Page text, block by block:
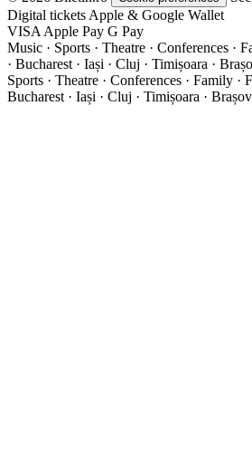
Digital tickets Apple & Google Wallet
VISA Apple Pay G Pay
Music · Sports · Theatre · Conferences ·
· Bucharest · Iași · Cluj · Timișoara ·
Sports · Theatre · Conferences · Family ·
Bucharest · Iași · Cluj · Timișoara ·